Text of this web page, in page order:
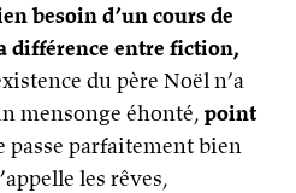
besoin d’un cours de
différence entre fiction,
du père Noël n’a
mensonge éhonté, point
passe parfaitement bien
les rêves,